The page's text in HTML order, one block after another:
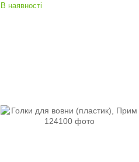
В наявності